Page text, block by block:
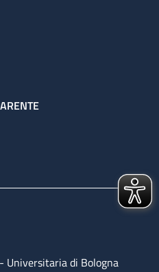
Universitaria di Bologna